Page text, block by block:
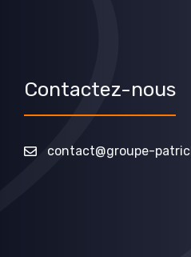
Contactez-nous
contact@groupe-